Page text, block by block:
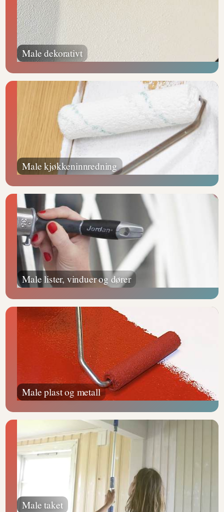
Male dekorativt
Male kjøkkeninnredning
Male lister, vinduer og dører
Male plast og metall
Male taket